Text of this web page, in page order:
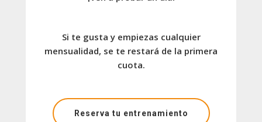
Si te gusta y empiezas cualquier
mensualidad, se te restará de la primera
cuota.
Reserva tu entrenamiento